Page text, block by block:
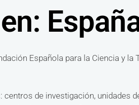
Española para la Ciencia y la
de investigación, unidades